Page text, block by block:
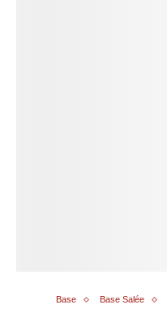
Base Base Salée